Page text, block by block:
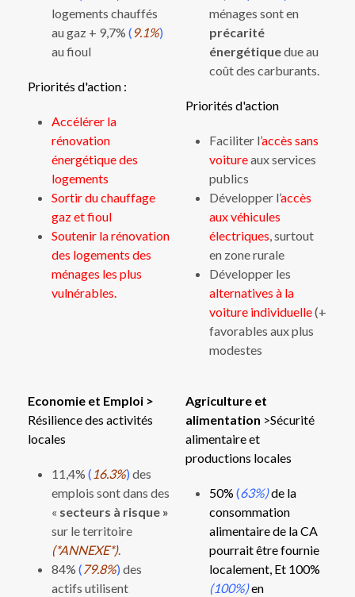
logements chauffés
au gaz + 9,7% ( 9.1%)
au fioul
Priorités d'action :
Accélérer la
rénovation
énergétique des
logements
Sortir du chauffage
gaz et fioul
Soutenir la rénovation
des logements des
ménages les plus
vulnérables.
ménages sont en
précarité
énergétiquedue au
coût des carburants.
Priorités d'action
Faciliter l’accès sans
voitureaux services
publics
Développer l’accès
aux véhicules
électriques, surtout
en zone rurale
Développer les
alternatives à la
voiture individuelle(+
favorables aux plus
modestes
Economie et Emploi >
Résilience des activités
locales
11,4% ( 16.3%) des
emplois sont dans des
« secteurs à risque »
sur le territoire
(*ANNEXE*).
84% ( 79.8%) des
actifs utilisent
Agriculture et
alimentation >Sécurité
alimentaire et
productions locales
50% (63%)de la
consommation
alimentaire de la CA
pourrait être fournie
localement, Et 100%
(100%)en